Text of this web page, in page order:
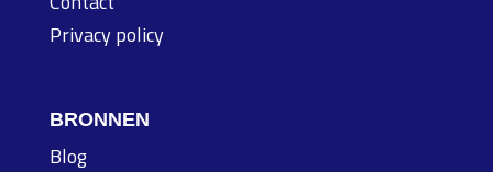
Privacy policy
BRONNEN
Blog